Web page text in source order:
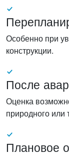
Особенно при
конструкции.
После
Оценка
природного или
Плановое